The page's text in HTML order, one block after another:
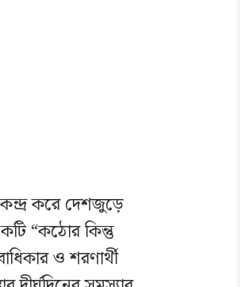
করে দেশজুড়ে
“কঠোর কিন্তু
ও শরণার্থী